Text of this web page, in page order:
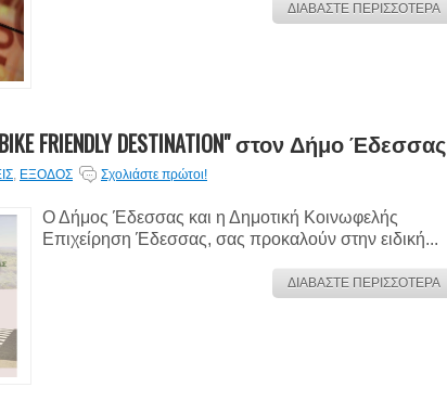
ΔΙΑΒΑΣΤΕ ΠΕΡΙΣΣΟΤΕΡΑ
FRIENDLY DESTINATION" στον Δήμο Έδεσσας
, ΕΞΟΔΟΣ Σχολιάστε πρώτοι!
Ο Δήμος Έδεσσας και η Δημοτική Κοινωφελής
Επιχείρηση Έδεσσας, σας προκαλούν στην ειδική...
ΔΙΑΒΑΣΤΕ ΠΕΡΙΣΣΟΤΕΡΑ